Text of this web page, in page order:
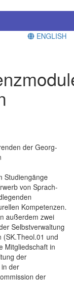
ENGLISH
der Georg-
Studiengänge
von Sprach-
Kompetenzen.
außerdem zwei
Selbstverwaltung
(SK.Theol.01 und
Mitgliedschaft in
der
der
der